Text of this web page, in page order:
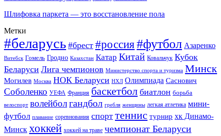
Шлифовка паркета — это восстановление пола
Метки
#беларусь #брест #россия#футбол Азаренко
Витебск Гомель Гродно Казахстан Катар Китай Ковальчук Кубок
Беларуси Лига чемпионов Министерство спорта и туризма Минск
Могилев Москва НОК Беларуси НХЛ Олимпиада Саснович
Соболенко УЕФА Франция баскетбол биатлон борьба
велоспорт волейболгандбол гребля женщины легкая атлетика мини-
футбол плавание соревнования спорт теннис турнир хк Динамо-
Минск хоккей хоккей на траве чемпионат Беларуси